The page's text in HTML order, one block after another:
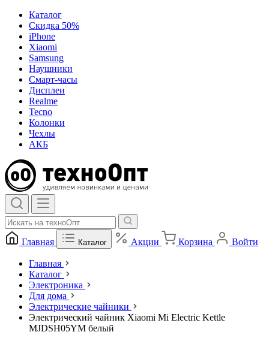
Каталог
Скидка 50%
iPhone
Xiaomi
Samsung
Наушники
Смарт-часы
Дисплеи
Realme
Tecno
Колонки
Чехлы
АКБ
Главная Каталог Акции Корзина Войти
Главная
Каталог
Электроника
Для дома
Электрические чайники
Электрический чайник Xiaomi Mi Electric Kettle
MJDSH05YM белый